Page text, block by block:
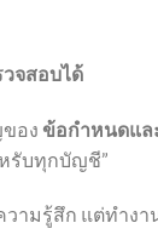
จสอบได้
อง ข้อกำหนดแล
รับทุกบัญชี”
ามรู้สึก แต่ทำง